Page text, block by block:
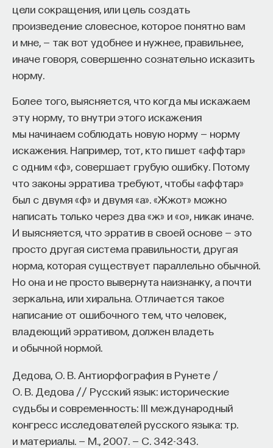
цели сокращения, или цель создать
произведение словесное, которое понятно вам
и мне, — так вот удобнее и нужнее, правильнее,
иначе говоря, совершенно сознательно исказить
норму.
Более того, выясняется, что когда мы искажаем
эту норму, то внутри этого искажения
мы начинаем соблюдать новую норму — норму
искажения. Например, тот, кто пишет «аффтар»
с одним «ф», совершает грубую ошибку. Потому
что законы эрратива требуют, чтобы «аффтар»
был с двумя «ф» и двумя «а». «Жжот» можно
написать только через два «ж» и «о», никак иначе.
И выясняется, что эрратив в своей основе — это
просто другая система правильности, другая
норма, которая существует параллельно обычной.
Но она и не просто вывернута наизнанку, а почти
зеркальна, или хиральна. Отличается такое
написание от ошибочного тем, что человек,
владеющий эрративом, должен владеть
и обычной нормой.
Дедова, О. В. Антиорфография в Рунете /
О. В. Дедова // Русский язык: исторические
судьбы и современность: III международный
конгресс исследователей русского языка: тр.
и материалы. — М., 2007. — С. 342-343.
мозга
Автор курса:Вячеслав Дубынин— доктор
биологических наук, профессор кафедры
физиологии человека и животных биологического
факультета МГУ им. М.В. Ломоносова
Вячеслав Дубынин
доктор биологических наук, профессор
кафедры физиологии человека и животных
биологического факультета МГУ
им. М. В. Ломоносова, специалист в области
БИОЛОГИЯ
1298 публикаций
БИОЛОГИЯ МОЗГ НЕЙРОФИЗИОЛОГИЯ
ЕСТЕСТВЕННЫЕ НАУКИ ЖУРНАЛ
ХИМИЯ МЕЖДУ НЕЙРОНАМИ